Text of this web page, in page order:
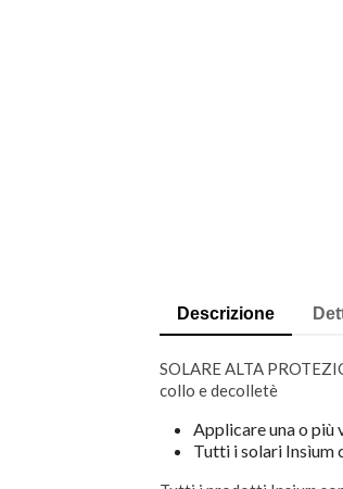
Descrizione
SOLARE ALTA
collo e decolletè
Applicare una o più
Tutti i solari Insìum